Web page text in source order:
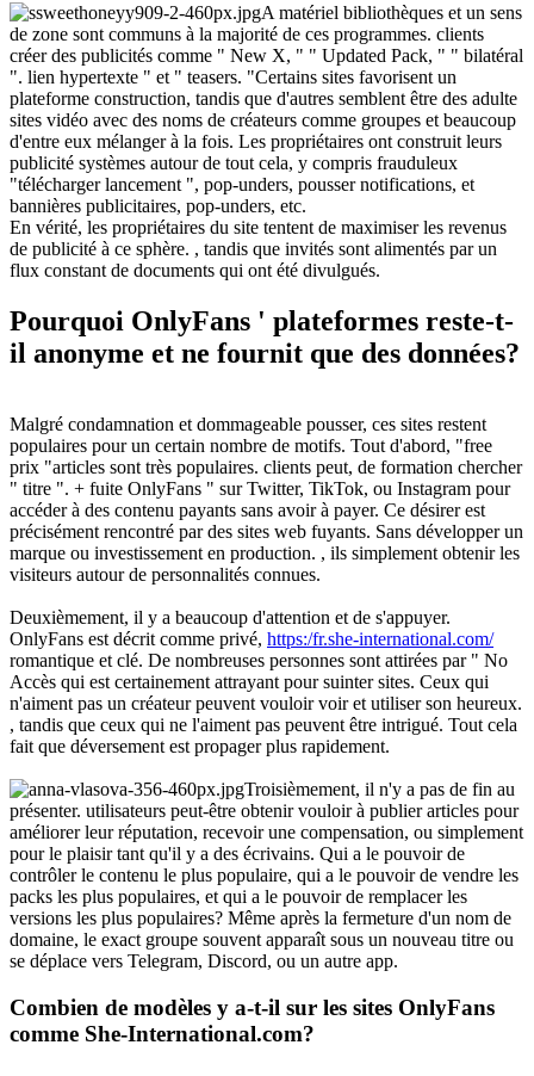
A matériel bibliothèques et un sens
de zone sont communs à la majorité de ces programmes. clients
créer des publicités comme " New X, " " Updated Pack, " " bilatéral
". lien hypertexte " et " teasers. "Certains sites favorisent un
plateforme construction, tandis que d'autres semblent être des adulte
sites vidéo avec des noms de créateurs comme groupes et beaucoup
d'entre eux mélanger à la fois. Les propriétaires ont construit leurs
publicité systèmes autour de tout cela, y compris frauduleux
"télécharger lancement ", pop-unders, pousser notifications, et
bannières publicitaires, pop-unders, etc.
En vérité, les propriétaires du site tentent de maximiser les revenus
de publicité à ce sphère. , tandis que invités sont alimentés par un
flux constant de documents qui ont été divulgués.
Pourquoi OnlyFans ' plateformes reste-t-
il anonyme et ne fournit que des données?
Malgré condamnation et dommageable pousser, ces sites restent
populaires pour un certain nombre de motifs. Tout d'abord, "free
prix "articles sont très populaires. clients peut, de formation chercher
" titre ". + fuite OnlyFans " sur Twitter, TikTok, ou Instagram pour
accéder à des contenu payants sans avoir à payer. Ce désirer est
précisément rencontré par des sites web fuyants. Sans développer un
marque ou investissement en production. , ils simplement obtenir les
visiteurs autour de personnalités connues.
Deuxièmement, il y a beaucoup d'attention et de s'appuyer.
OnlyFans est décrit comme privé, https:/fr.she-international.com/
romantique et clé. De nombreuses personnes sont attirées par " No
Accès qui est certainement attrayant pour suinter sites. Ceux qui
n'aiment pas un créateur peuvent vouloir voir et utiliser son heureux.
, tandis que ceux qui ne l'aiment pas peuvent être intrigué. Tout cela
fait que déversement est propager plus rapidement.
Troisièmement, il n'y a pas de fin au
présenter. utilisateurs peut-être obtenir vouloir à publier articles pour
améliorer leur réputation, recevoir une compensation, ou simplement
pour le plaisir tant qu'il y a des écrivains. Qui a le pouvoir de
contrôler le contenu le plus populaire, qui a le pouvoir de vendre les
packs les plus populaires, et qui a le pouvoir de remplacer les
versions les plus populaires? Même après la fermeture d'un nom de
domaine, le exact groupe souvent apparaît sous un nouveau titre ou
se déplace vers Telegram, Discord, ou un autre app.
Combien de modèles y a-t-il sur les sites OnlyFans
comme She-International.com?